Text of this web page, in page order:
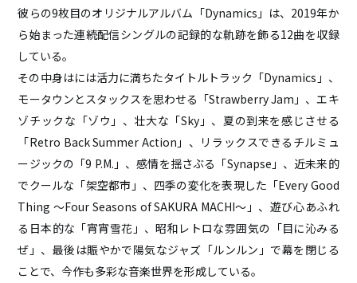
ACCESS
CONTACT
彼らの9枚目のオリジナルアルバム「Dynamics」は、2019年か
ら始まった連続配信シングルの記録的な軌跡を飾る12曲を収録
している。
その中身はには活力に満ちたタイトルトラック「Dynamics」、
モータウンとスタックスを思わせる「Strawberry Jam」、エキ
ゾチックな「ゾウ」、壮大な「Sky」、夏の到来を感じさせる
「Retro Back Summer Action」、リラックスできるチルミュ
ージックの「9 P.M.」、感情を揺さぶる「Synapse」、近未来的
でクールな「架空都市」、四季の変化を表現した「Every Good
Thing 〜Four Seasons of SAKURA MACHI〜」、遊び心あふれ
る日本的な「宵宵雪花」、昭和レトロな雰囲気の「目に沁みる
ぜ」、最後は賑やかで陽気なジャズ「ルンルン」で幕を閉じる
ことで、今作も多彩な音楽世界を形成している。